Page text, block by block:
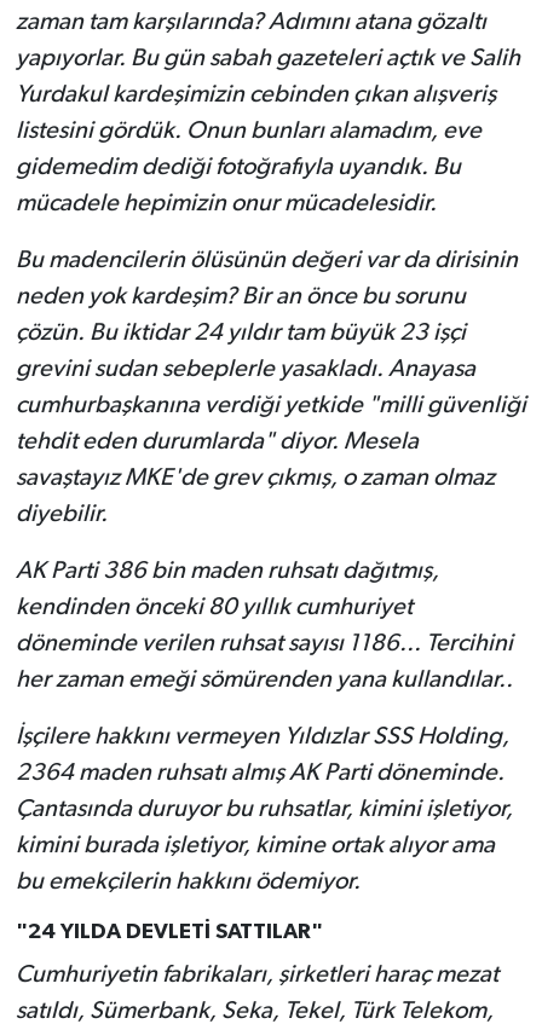
zaman tam karşılarında? Adımını atana gözaltı
yapıyorlar. Bu gün sabah gazeteleri açtık ve Salih
Yurdakul kardeşimizin cebinden çıkan alışveriş
listesini gördük. Onun bunları alamadım, eve
gidemedim dediği fotoğrafıyla uyandık. Bu
mücadele hepimizin onur mücadelesidir.
Bu madencilerin ölüsünün değeri var da dirisinin
neden yok kardeşim? Bir an önce bu sorunu
çözün. Bu iktidar 24 yıldır tam büyük 23 işçi
grevini sudan sebeplerle yasakladı. Anayasa
cumhurbaşkanına verdiği yetkide "milli güvenliği
tehdit eden durumlarda" diyor. Mesela
savaştayız MKE'de grev çıkmış, o zaman olmaz
diyebilir.
AK Parti 386 bin maden ruhsatı dağıtmış,
kendinden önceki 80 yıllık cumhuriyet
döneminde verilen ruhsat sayısı 1186... Tercihini
her zaman emeği sömürenden yana kullandılar..
İşçilere hakkını vermeyen Yıldızlar SSS Holding,
2364 maden ruhsatı almış AK Parti döneminde.
Çantasında duruyor bu ruhsatlar, kimini işletiyor,
kimini burada işletiyor, kimine ortak alıyor ama
bu emekçilerin hakkını ödemiyor.
"24 YILDA DEVLETİ SATTILAR"
Cumhuriyetin fabrikaları, şirketleri haraç mezat
satıldı, Sümerbank, Seka, Tekel, Türk Telekom,